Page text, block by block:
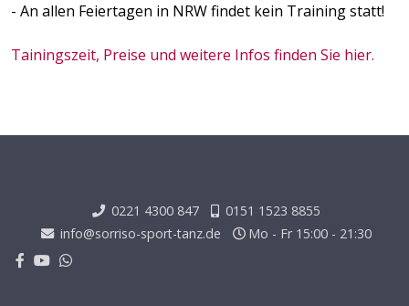
- An allen Feiertagen in NRW findet kein Training statt!
Tainingszeit, Preise und weitere Infos finden Sie hier.
0221 4300 847
0151 1523 8855
info@sorriso-sport-tanz.de
Mo - Fr 15:00 - 21:30